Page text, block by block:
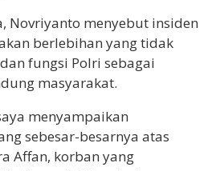
Novriyanto menyebut insiden
berlebihan yang tidak
fungsi Polri sebagai
masyarakat.
menyampaikan
sebesar-besarnya atas
Affan, korban yang